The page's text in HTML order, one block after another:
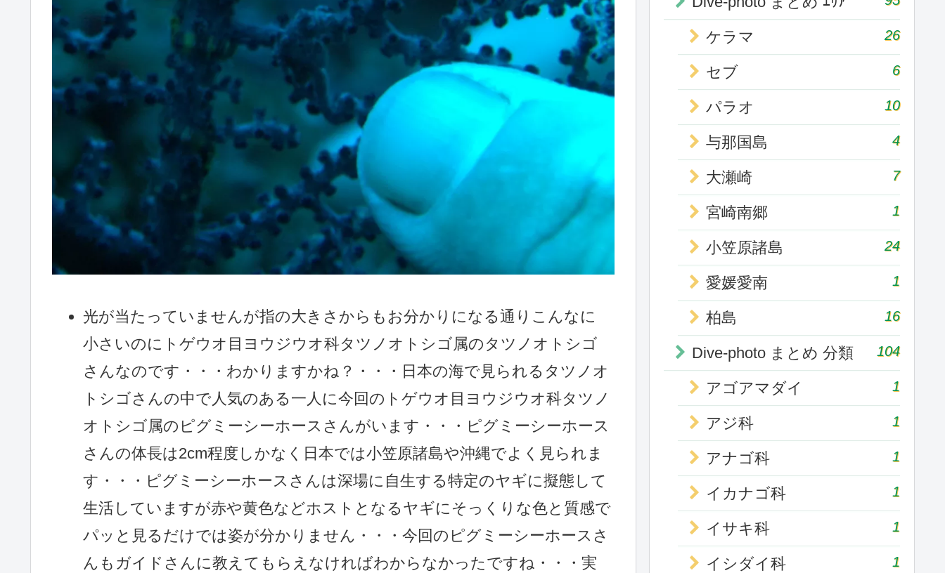
光が当たっていませんが指の大きさからもお分かりになる通りこんなに
小さいのにトゲウオ目ヨウジウオ科タツノオトシゴ属のタツノオトシゴ
さんなのです・・・わかりますかね？・・・日本の海で見られるタツノオ
トシゴさんの中で人気のある一人に今回のトゲウオ目ヨウジウオ科タツノ
オトシゴ属のピグミーシーホースさんがいます・・・ピグミーシーホース
さんの体長は2cm程度しかなく日本では小笠原諸島や沖縄でよく見られま
す・・・ピグミーシーホースさんは深場に自生する特定のヤギに擬態して
生活していますが赤や黄色などホストとなるヤギにそっくりな色と質感で
パッと見るだけでは姿が分かりません・・・今回のピグミーシーホースさ
んもガイドさんに教えてもらえなければわからなかったですね・・・実
ケラマ 26
セブ 6
パラオ 10
与那国島 4
大瀬崎 7
宮崎南郷 1
小笠原諸島 24
愛媛愛南 1
柏島 16
Dive-photo まとめ 分類 104
アゴアマダイ 1
アジ科 1
アナゴ科 1
イカナゴ科 1
イサキ科 1
イシダイ科 1